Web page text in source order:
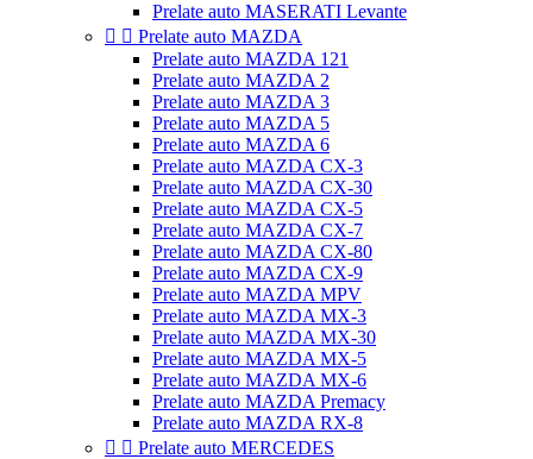
Prelate auto MASERATI Levante
  Prelate auto MAZDA
Prelate auto MAZDA 121
Prelate auto MAZDA 2
Prelate auto MAZDA 3
Prelate auto MAZDA 5
Prelate auto MAZDA 6
Prelate auto MAZDA CX-3
Prelate auto MAZDA CX-30
Prelate auto MAZDA CX-5
Prelate auto MAZDA CX-7
Prelate auto MAZDA CX-80
Prelate auto MAZDA CX-9
Prelate auto MAZDA MPV
Prelate auto MAZDA MX-3
Prelate auto MAZDA MX-30
Prelate auto MAZDA MX-5
Prelate auto MAZDA MX-6
Prelate auto MAZDA Premacy
Prelate auto MAZDA RX-8
  Prelate auto MERCEDES